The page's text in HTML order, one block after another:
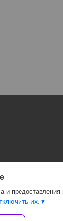
предоставления
их.